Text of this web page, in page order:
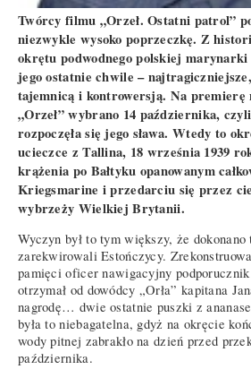
Twórcy filmu „Orzeł. Ostatni patrol”
niezwykle wysoko poprzeczkę. Z
okrętu podwodnego polskiej
jego ostatnie chwile –
tajemnicą i kontrowersją. Na premierę
„Orzeł” wybrano 14 października,
rozpoczęła się jego sława. Wtedy to
ucieczce z Tallina, 18 września 1939
krążenia po Bałtyku opanowanym
Kriegsmarine i przedarciu się przez
wybrzeży Wielkiej Brytanii.
Wyczyn był to tym większy, że dokonano
zarekwirowali Estończycy.
pamięci oficer nawigacyjny
otrzymał od dowódcy „Orła” kapitana
nagrodę… dwie ostatnie puszki z
była to niebagatelna, gdyż na okręcie
wody pitnej zabrakło na dzień przed
października.